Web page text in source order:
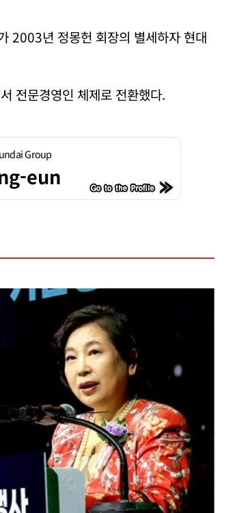
2003년 정몽헌 회장의 별세하자 현대
전문경영인 체제로 전환했다.
Group
eun